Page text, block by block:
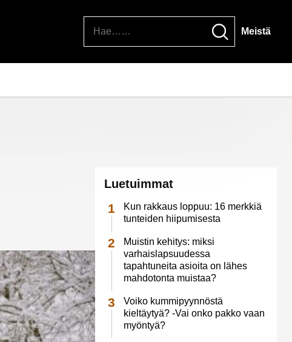
Meistä
Luetuimmat
Kun rakkaus loppuu: 16 merkkiä
tunteiden hiipumisesta
Muistin kehitys: miksi
varhaislapsuudessa
tapahtuneita asioita on lähes
mahdotonta muistaa?
Voiko kummipyynnöstä
kieltäytyä? -Vai onko pakko vaan
myöntyä?